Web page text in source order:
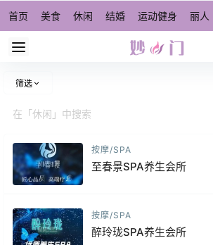
首页 美食 休闲 结婚 运动健身 丽人
筛选
按摩/SPA
至春景SPA养生会所
按摩/SPA
醉玲珑SPA养生会所